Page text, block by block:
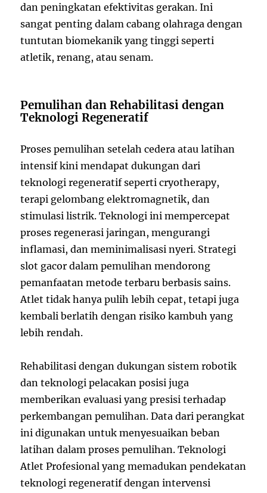
dan peningkatan efektivitas gerakan. Ini
sangat penting dalam cabang olahraga dengan
tuntutan biomekanik yang tinggi seperti
atletik, renang, atau senam.
Pemulihan dan Rehabilitasi dengan
Teknologi Regeneratif
Proses pemulihan setelah cedera atau latihan
intensif kini mendapat dukungan dari
teknologi regeneratif seperti cryotherapy,
terapi gelombang elektromagnetik, dan
stimulasi listrik. Teknologi ini mempercepat
proses regenerasi jaringan, mengurangi
inflamasi, dan meminimalisasi nyeri. Strategi
slot gacor dalam pemulihan mendorong
pemanfaatan metode terbaru berbasis sains.
Atlet tidak hanya pulih lebih cepat, tetapi juga
kembali berlatih dengan risiko kambuh yang
lebih rendah.
Rehabilitasi dengan dukungan sistem robotik
dan teknologi pelacakan posisi juga
memberikan evaluasi yang presisi terhadap
perkembangan pemulihan. Data dari perangkat
ini digunakan untuk menyesuaikan beban
latihan dalam proses pemulihan. Teknologi
Atlet Profesional yang memadukan pendekatan
teknologi regeneratif dengan intervensi